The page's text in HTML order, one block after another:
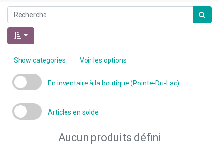
Show categories Voir les options
En inventaire à la boutique (Pointe-Du-Lac)
Articles en solde
Aucun produits défini